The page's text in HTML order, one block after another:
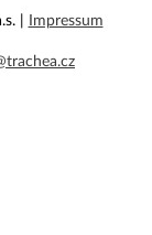
| Impressum